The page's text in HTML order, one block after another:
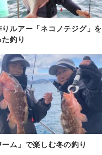
りルアー「ネコノテジグ」を
釣り
ーム」で楽しむ冬の釣り